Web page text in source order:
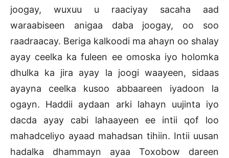
joogay, wuxuu u raaciyay sacaha aad
waraabiseen anigaa daba joogay, oo soo
raadraacay. Beriga kalkoodi ma ahayn oo shalay
ayay ceelka ka fuleen ee omoska iyo holomka
dhulka ka jira ayay la joogi waayeen, sidaas
ayayna ceelka kusoo abbaareen iyadoon la
ogayn. Haddii aydaan arki lahayn uujinta iyo
dacda ayay cabi lahaayeen ee intii qof loo
mahadceliyo ayaad mahadsan tihiin. Intii uusan
hadalka dhammayn ayaa Toxobow dareen